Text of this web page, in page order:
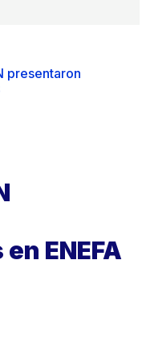
presentaron
ENEFA